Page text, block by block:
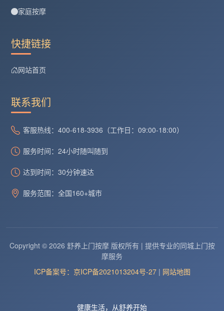
家庭按摩
快捷链接
网站首页
联系我们
客服热线：400-618-3936（工作日：09:00-18:00）
服务时间：24小时随叫随到
达到时间：30分钟速达
服务范围：全国160+城市
Copyright © 2026 舒养上门按摩 版权所有 | 提供专业的同城上门按
摩服务
ICP备案号：京ICP备2021013204号-27| 网站地图
健康生活，从舒养开始